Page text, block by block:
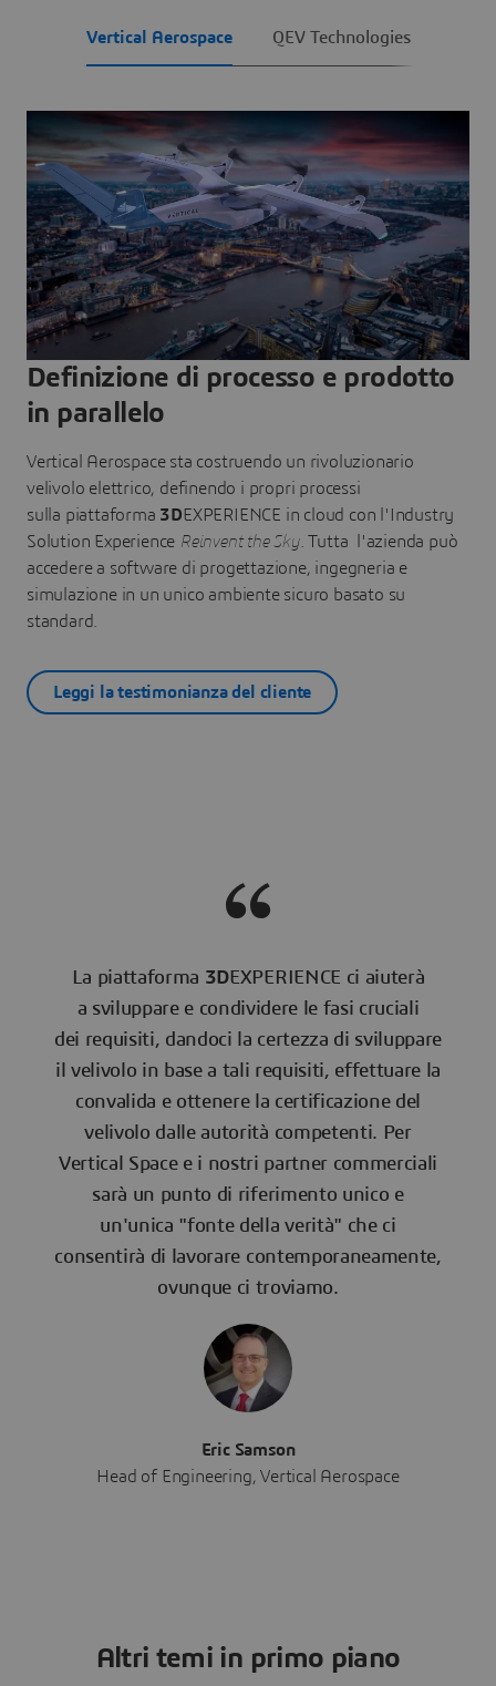
Vertical Aerospace QEV Technologies
Definizione di processo e prodotto
in parallelo
Vertical Aerospace sta costruendo un rivoluzionario
velivolo elettrico, definendo i propri processi
sulla piattaforma 3DEXPERIENCE in cloud con l'Industry
Solution Experience Reinvent the Sky. Tutta l'azienda può
accedere a software di progettazione, ingegneria e
simulazione in un unico ambiente sicuro basato su
standard.
Leggi la testimonianza del cliente
La piattaforma 3DEXPERIENCE ci aiuterà
a sviluppare e condividere le fasi cruciali
dei requisiti, dandoci la certezza di sviluppare
il velivolo in base a tali requisiti, effettuare la
convalida e ottenere la certificazione del
velivolo dalle autorità competenti. Per
Vertical Space e i nostri partner commerciali
sarà un punto di riferimento unico e
un'unica "fonte della verità" che ci
consentirà di lavorare contemporaneamente,
ovunque ci troviamo.
Eric Samson
Head of Engineering, Vertical Aerospace
Altri temi in primo piano